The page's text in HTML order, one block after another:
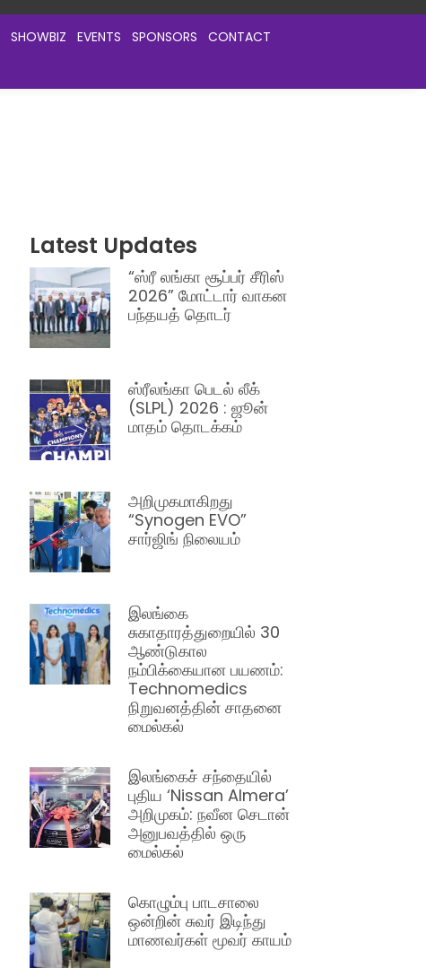
SHOWBIZ EVENTS SPONSORS CONTACT
Latest Updates
“ஸ்ரீ லங்கா சூப்பர் சீரிஸ்
2026” மோட்டார் வாகன
பந்தயத் தொடர்
ஸ்ரீலங்கா பெடல் லீக்
(SLPL) 2026 : ஜூன்
மாதம் தொடக்கம்
அறிமுகமாகிறது
“Synogen EVO”
சார்ஜிங் நிலையம்
இலங்கை
சுகாதாரத்துறையில் 30
ஆண்டுகால
நம்பிக்கையான பயணம்:
Technomedics
நிறுவனத்தின் சாதனை
மைல்கல்
இலங்கைச் சந்தையில்
புதிய ‘Nissan Almera’
அறிமுகம்: நவீன செடான்
அனுபவத்தில் ஒரு
மைல்கல்
கொழும்பு பாடசாலை
ஒன்றின் சுவர் இடிந்து
மாணவர்கள் மூவர் காயம்